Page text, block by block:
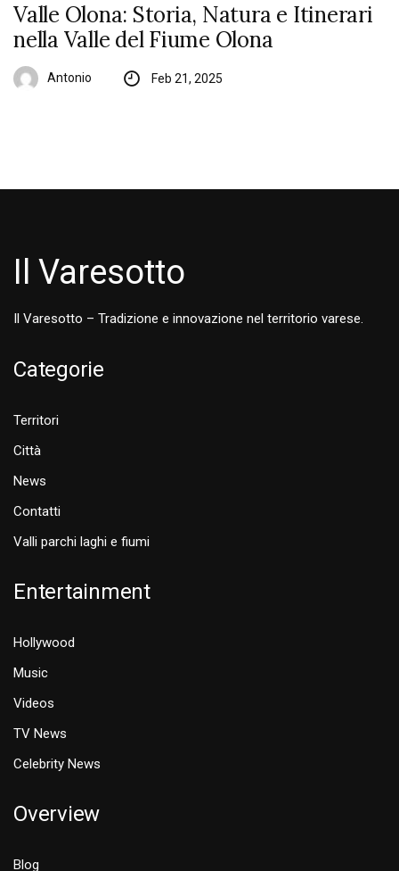
Valle Olona: Storia, Natura e Itinerari
nella Valle del Fiume Olona
Antonio Feb 21, 2025
Il Varesotto
Il Varesotto – Tradizione e innovazione nel territorio varese.
Categorie
Territori
Città
News
Contatti
Valli parchi laghi e fiumi
Entertainment
Hollywood
Music
Videos
TV News
Celebrity News
Overview
Blog